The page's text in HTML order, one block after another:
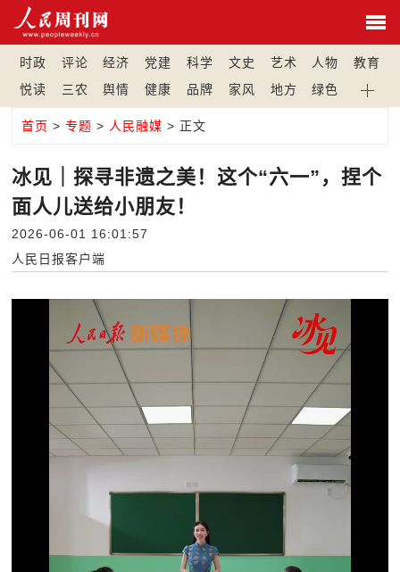
时政 评论 经济 党建 科学 文史 艺术 人物
教育
悦读
三农 舆情 健康 品牌 家风 地方 绿色
首页 >专题 > 人民融媒 > 正文
冰见｜探寻非遗之美！这个“六一”，捏个
面人儿送给小朋友！
2026-06-01 16:01:57
人民日报客户端